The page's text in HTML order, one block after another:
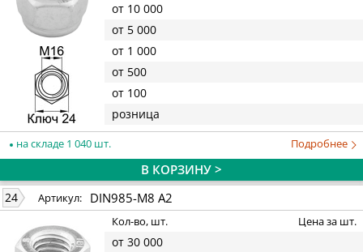
от 10 000
от 5 000
от 1 000
от 500
от 100
розница
на складе 1 040 шт. Подробнее
В КОРЗИНУ >
24 Артикул: DIN985-M8 А2
Кол-во, шт. Цена за шт.
от 30 000